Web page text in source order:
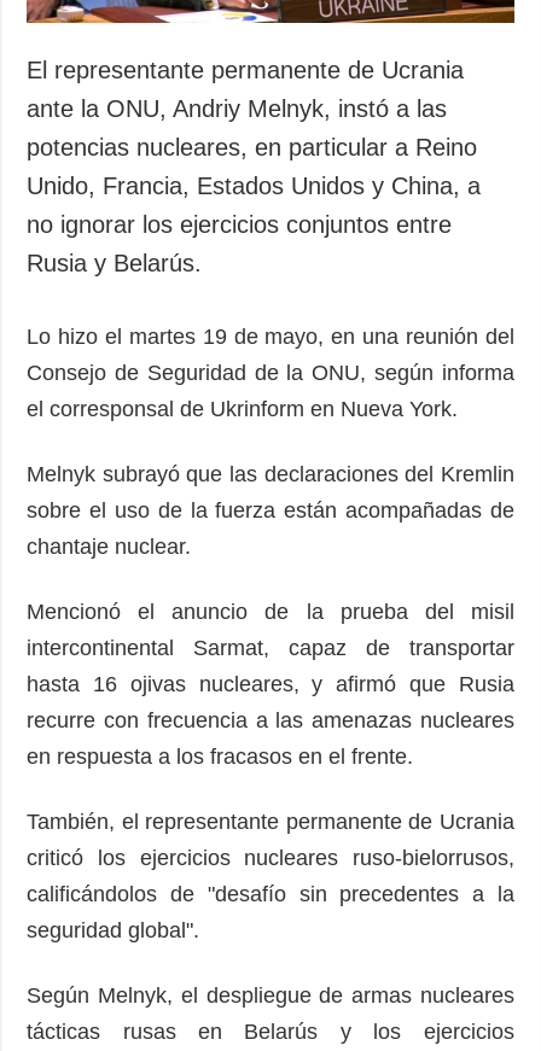
ADICIONAL
Publicaciones
Entrevistas
Fotos
Video
Releases
SERVICIOS
Suscripción
Banco de
imágenes
El representante permanente de Ucrania
ante la ONU, Andriy Melnyk, instó a las
potencias nucleares, en particular a Reino
Unido, Francia, Estados Unidos y China, a
no ignorar los ejercicios conjuntos entre
Rusia y Belarús.
Lo hizo el martes 19 de mayo, en una reunión del
Consejo de Seguridad de la ONU, según informa
el corresponsal de Ukrinform en Nueva York.
Melnyk subrayó que las declaraciones del Kremlin
sobre el uso de la fuerza están acompañadas de
chantaje nuclear.
Mencionó el anuncio de la prueba del misil
intercontinental Sarmat, capaz de transportar
hasta 16 ojivas nucleares, y afirmó que Rusia
recurre con frecuencia a las amenazas nucleares
en respuesta a los fracasos en el frente.
También, el representante permanente de Ucrania
criticó los ejercicios nucleares ruso-bielorrusos,
calificándolos de "desafío sin precedentes a la
seguridad global".
Según Melnyk, el despliegue de armas nucleares
tácticas rusas en Belarús y los ejercicios